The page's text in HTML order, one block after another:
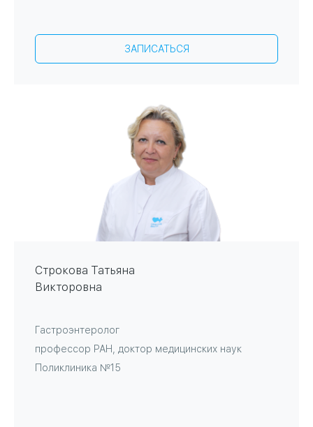
ЗАПИСАТЬСЯ
Строкова Татьяна
Викторовна
Гастроэнтеролог
профессор РАН, доктор медицинских наук
Поликлиника №15